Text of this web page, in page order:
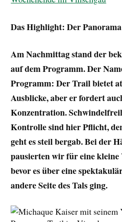
Das Highlight: Der
Am Nachmittag stand der
auf dem Programm. Der
Programm: Der Trail bietet
Ausblicke, aber er fordert
Konzentration.
Kontrolle sind hier Pflicht,
geht es steil bergab. Bei der
pausierten wir für eine kleine
bevor es über eine
andere Seite des Tals ging.